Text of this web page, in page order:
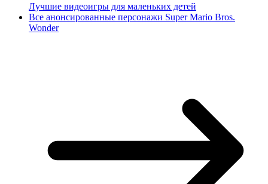
Лучшие видеоигры для маленьких детей
Все анонсированные персонажи Super Mario Bros.
Wonder